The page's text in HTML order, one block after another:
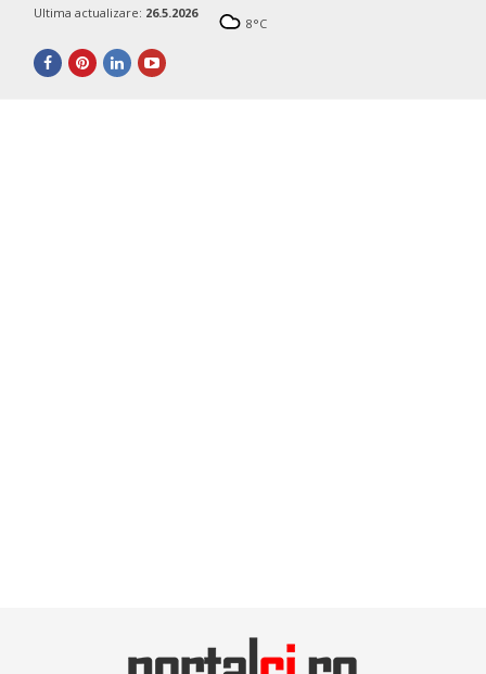
Ultima actualizare: 26.5.2026
8°C